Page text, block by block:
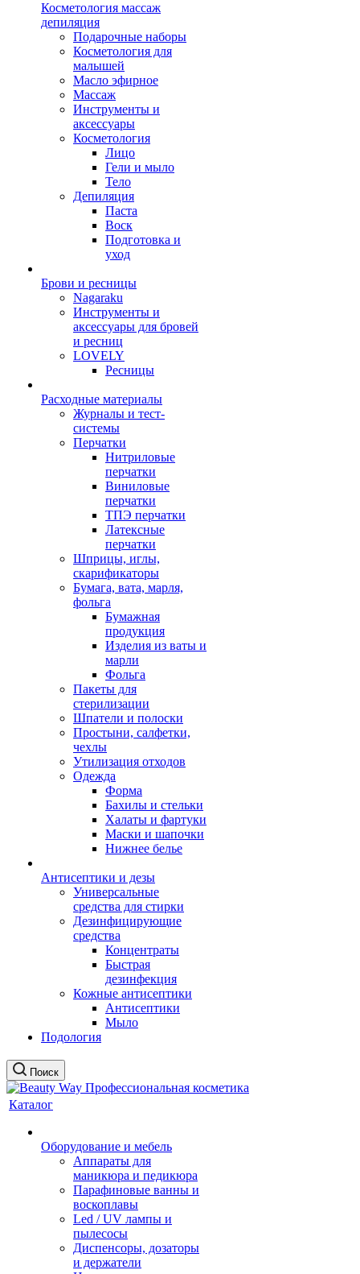
Косметология массаж
депиляция
Подарочные наборы
Косметология для
малышей
Масло эфирное
Массаж
Инструменты и
аксессуары
Косметология
Лицо
Гели и мыло
Тело
Депиляция
Паста
Воск
Подготовка и
уход
Брови и ресницы
Nagaraku
Инструменты и
аксессуары для бровей
и ресниц
LOVELY
Ресницы
Расходные материалы
Журналы и тест-
системы
Перчатки
Нитриловые
перчатки
Виниловые
перчатки
ТПЭ перчатки
Латексные
перчатки
Шприцы, иглы,
скарификаторы
Бумага, вата, марля,
фольга
Бумажная
продукция
Изделия из ваты и
марли
Фольга
Пакеты для
стерилизации
Шпатели и полоски
Простыни, салфетки,
чехлы
Утилизация отходов
Одежда
Форма
Бахилы и стельки
Халаты и фартуки
Маски и шапочки
Нижнее белье
Антисептики и дезы
Универсальные
средства для стирки
Дезинфицирующие
средства
Концентраты
Быстрая
дезинфекция
Кожные антисептики
Антисептики
Мыло
Подология
Поиск
Каталог
Оборудование и мебель
Аппараты для
маникюра и педикюра
Парафиновые ванны и
воскоплавы
Led / UV лампы и
пылесосы
Диспенсоры, дозаторы
и держатели